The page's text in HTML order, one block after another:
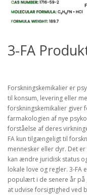
3-FA
Forskningskemikalier er
til konsum, levering eller
forskningskemikalier giver
farmakologien af nye
forståelse af deres
FA kun tilgængeligt til
mennesker eller dyr. Det
kan ændre juridisk status
lokale love og regler. 3-FA
populært i de senere år på
at udvise forsigtighed ved